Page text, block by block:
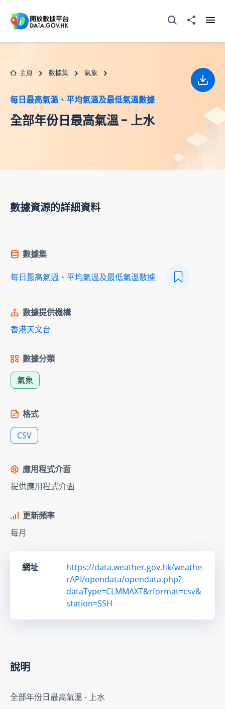
打開搜尋器分享至
主頁 數據集 氣象
每日最高氣溫、平均氣溫及最低氣溫數據
全部年份日最高氣溫 - 上水
下載
數據資源的詳細資料
數據集
每日最高氣溫、平均氣溫及最低氣溫數據
數據提供機構
香港天文台
數據分類
氣象
格式
CSV
應用程式介面
提供應用程式介面
更新頻率
每月
網址
https://data.weather.gov.hk/weathe
rAPI/opendata/opendata.php?
dataType=CLMMAXT&rformat=csv&
station=SSH
說明
全部年份日最高氣溫 - 上水